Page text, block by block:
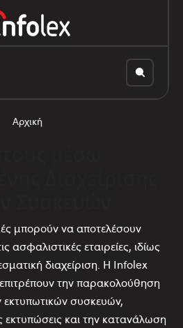
Αρχική
μπορούν να αποτελέσουν
ασφαλιστικές εταιρείες, ιδίως
διαχείριση. Η Infolex
την παρακολούθηση
εκτυπωτικών συσκευών,
εκτυπώσεις και την κατανάλωση